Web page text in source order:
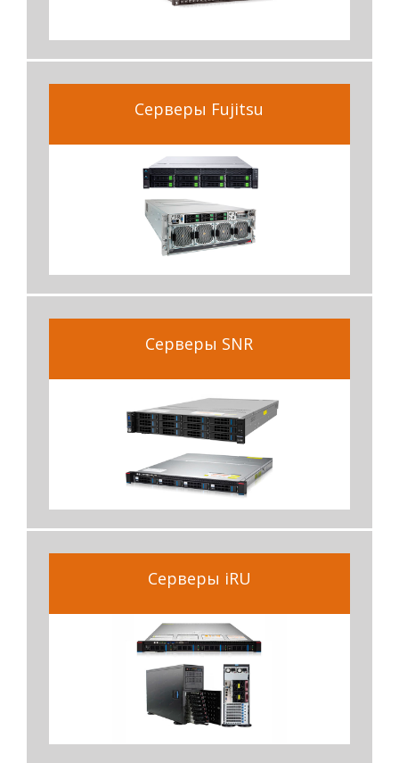
Серверы Fujitsu
Серверы SNR
Серверы iRU